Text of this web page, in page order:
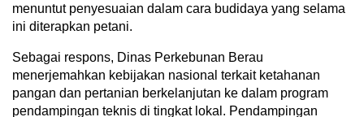
menuntut penyesuaian dalam cara budidaya yang selama
ini diterapkan petani.
Sebagai respons, Dinas Perkebunan Berau
menerjemahkan kebijakan nasional terkait ketahanan
pangan dan pertanian berkelanjutan ke dalam program
pendampingan teknis di tingkat lokal. Pendampingan